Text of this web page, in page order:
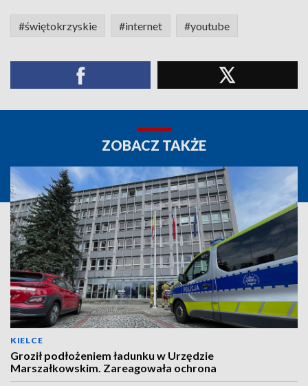
#świętokrzyskie #internet #youtube
ZOBACZ TAKŻE
KIELCE
Groził podłożeniem ładunku w Urzędzie
Marszałkowskim. Zareagowała ochrona